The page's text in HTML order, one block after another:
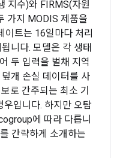
지수)와 FIRMS(자원
가지 MODIS 제품을
이트는 16일마다 처리
니다. 모델은 각 생태
두 입력을 벌채 지역
개 손실 데이터를 사
로 간주되는 최소 기
우입니다. 하지만 오탐
에 따라 다릅니
간략하게 소개하는